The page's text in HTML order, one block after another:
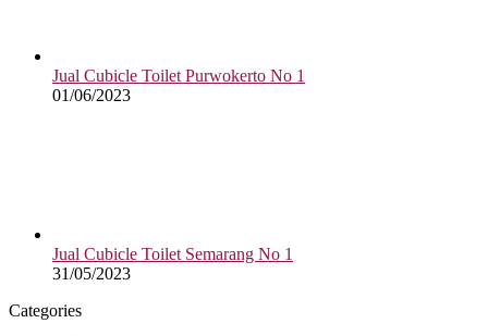
Jual Cubicle Toilet Purwokerto No 1
01/06/2023
Jual Cubicle Toilet Semarang No 1
31/05/2023
Categories